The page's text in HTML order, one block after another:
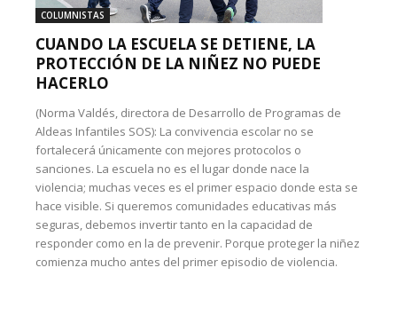
COLUMNISTAS
CUANDO LA ESCUELA SE DETIENE, LA
PROTECCIÓN DE LA NIÑEZ NO PUEDE
HACERLO
(Norma Valdés, directora de Desarrollo de Programas de
Aldeas Infantiles SOS): La convivencia escolar no se
fortalecerá únicamente con mejores protocolos o
sanciones. La escuela no es el lugar donde nace la
violencia; muchas veces es el primer espacio donde esta se
hace visible. Si queremos comunidades educativas más
seguras, debemos invertir tanto en la capacidad de
responder como en la de prevenir. Porque proteger la niñez
comienza mucho antes del primer episodio de violencia.